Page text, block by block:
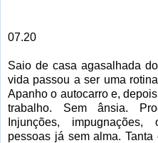
07.20
Saio de casa agasalhada
vida passou a ser uma
Apanho o autocarro e,
trabalho. Sem ânsia.
Injunções, impugnações,
pessoas já sem alma.